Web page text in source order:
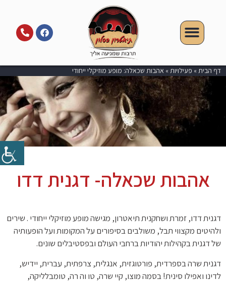
דף הבית» פעילויות» אהבות שכאלה: מופע מוזיקלי ייחודי
אהבות שכאלה- דגנית דדו
דגנית דדו, זמרת ושחקנית תיאטרון, מגישה מופע מוזיקלי ייחודי . שירים
ולהיטים מקצווי תבל, משולבים בסיפורים על המקומות ועל הופעותיה
של דגנית בקהילות יהודיות ברחבי העולם ובפסטיבלים שונים.
דגנית שרה בספרדית, פורטוגזית, אנגלית, צרפתית, עברית, יידיש,
לדינו ואפילו סינית! בסמה מוצו, קיי שרה, טו וה רה, טומבלליקה,